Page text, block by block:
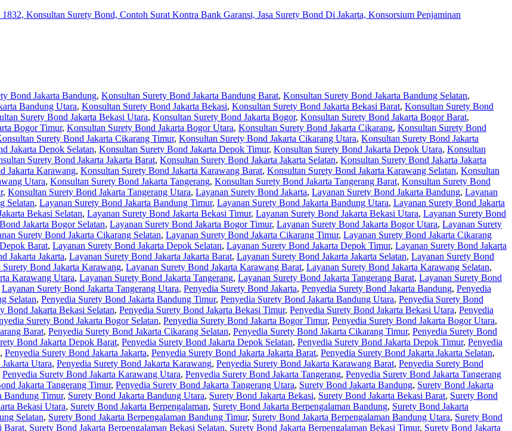
Bond Jakarta Bandung, Konsultan Surety Bond Jakarta Bandung Barat, Konsultan Surety Bond Jakarta Bandung Selatan,
Bandung Utara, Konsultan Surety Bond Jakarta Bekasi, Konsultan Surety Bond Jakarta Bekasi Barat, Konsultan Surety Bond
Surety Bond Jakarta Bekasi Utara, Konsultan Surety Bond Jakarta Bogor, Konsultan Surety Bond Jakarta Bogor Barat,
Bogor Timur, Konsultan Surety Bond Jakarta Bogor Utara, Konsultan Surety Bond Jakarta Cikarang, Konsultan Surety Bond
Surety Bond Jakarta Cikarang Timur, Konsultan Surety Bond Jakarta Cikarang Utara, Konsultan Surety Bond Jakarta
Jakarta Depok Selatan, Konsultan Surety Bond Jakarta Depok Timur, Konsultan Surety Bond Jakarta Depok Utara, Konsultan
Surety Bond Jakarta Jakarta Barat, Konsultan Surety Bond Jakarta Jakarta Selatan, Konsultan Surety Bond Jakarta Jakarta
Jakarta Karawang, Konsultan Surety Bond Jakarta Karawang Barat, Konsultan Surety Bond Jakarta Karawang Selatan, Konsultan
Utara, Konsultan Surety Bond Jakarta Tangerang, Konsultan Surety Bond Jakarta Tangerang Barat, Konsultan Surety Bond
, Konsultan Surety Bond Jakarta Tangerang Utara, Layanan Surety Bond Jakarta, Layanan Surety Bond Jakarta Bandung, Layanan
Selatan, Layanan Surety Bond Jakarta Bandung Timur, Layanan Surety Bond Jakarta Bandung Utara, Layanan Surety Bond Jakarta
Bekasi Selatan, Layanan Surety Bond Jakarta Bekasi Timur, Layanan Surety Bond Jakarta Bekasi Utara, Layanan Surety Bond
Jakarta Bogor Selatan, Layanan Surety Bond Jakarta Bogor Timur, Layanan Surety Bond Jakarta Bogor Utara, Layanan Surety
Surety Bond Jakarta Cikarang Selatan, Layanan Surety Bond Jakarta Cikarang Timur, Layanan Surety Bond Jakarta Cikarang
Barat, Layanan Surety Bond Jakarta Depok Selatan, Layanan Surety Bond Jakarta Depok Timur, Layanan Surety Bond Jakarta
Jakarta Jakarta, Layanan Surety Bond Jakarta Jakarta Barat, Layanan Surety Bond Jakarta Jakarta Selatan, Layanan Surety Bond
Surety Bond Jakarta Karawang, Layanan Surety Bond Jakarta Karawang Barat, Layanan Surety Bond Jakarta Karawang Selatan,
Karawang Utara, Layanan Surety Bond Jakarta Tangerang, Layanan Surety Bond Jakarta Tangerang Barat, Layanan Surety Bond
Layanan Surety Bond Jakarta Tangerang Utara, Penyedia Surety Bond Jakarta, Penyedia Surety Bond Jakarta Bandung, Penyedia
Selatan, Penyedia Surety Bond Jakarta Bandung Timur, Penyedia Surety Bond Jakarta Bandung Utara, Penyedia Surety Bond
Bond Jakarta Bekasi Selatan, Penyedia Surety Bond Jakarta Bekasi Timur, Penyedia Surety Bond Jakarta Bekasi Utara, Penyedia
Surety Bond Jakarta Bogor Selatan, Penyedia Surety Bond Jakarta Bogor Timur, Penyedia Surety Bond Jakarta Bogor Utara,
Barat, Penyedia Surety Bond Jakarta Cikarang Selatan, Penyedia Surety Bond Jakarta Cikarang Timur, Penyedia Surety Bond
Bond Jakarta Depok Barat, Penyedia Surety Bond Jakarta Depok Selatan, Penyedia Surety Bond Jakarta Depok Timur, Penyedia
, Penyedia Surety Bond Jakarta Jakarta, Penyedia Surety Bond Jakarta Jakarta Barat, Penyedia Surety Bond Jakarta Jakarta Selatan,
Utara, Penyedia Surety Bond Jakarta Karawang, Penyedia Surety Bond Jakarta Karawang Barat, Penyedia Surety Bond
Penyedia Surety Bond Jakarta Karawang Utara, Penyedia Surety Bond Jakarta Tangerang, Penyedia Surety Bond Jakarta Tangerang
Jakarta Tangerang Timur, Penyedia Surety Bond Jakarta Tangerang Utara, Surety Bond Jakarta Bandung, Surety Bond Jakarta
Bandung Timur, Surety Bond Jakarta Bandung Utara, Surety Bond Jakarta Bekasi, Surety Bond Jakarta Bekasi Barat, Surety Bond
Bekasi Utara, Surety Bond Jakarta Berpengalaman, Surety Bond Jakarta Berpengalaman Bandung, Surety Bond Jakarta
Selatan, Surety Bond Jakarta Berpengalaman Bandung Timur, Surety Bond Jakarta Berpengalaman Bandung Utara, Surety Bond
Barat, Surety Bond Jakarta Berpengalaman Bekasi Selatan, Surety Bond Jakarta Berpengalaman Bekasi Timur, Surety Bond Jakarta